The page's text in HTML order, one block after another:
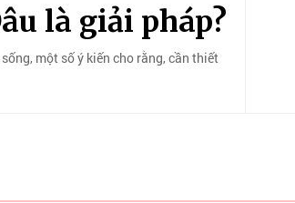
là giải pháp?
một số ý kiến cho rằng, cần thiết